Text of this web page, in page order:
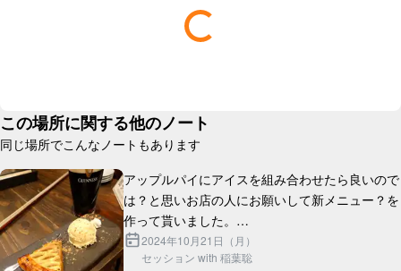
この場所に関する他のノート
同じ場所でこんなノートもあります
アップルパイにアイスを組み合わせたら良いので
は？と思いお店の人にお願いして新メニュー？を
作って貰いました。
ギネスと合わせて丁度2000円です。
2024年10月21日（月）
セッション with 稲葉聡